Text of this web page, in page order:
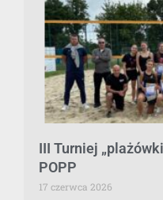
III Turniej
POPP
17 czerwca 2026